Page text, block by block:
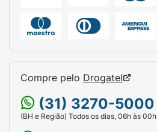
Compre pelo Drogatel
(31) 3270-5000
(BH e Região) Todos os dias, 06h às 00h